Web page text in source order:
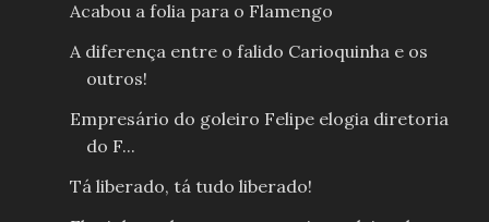
Acabou a folia para o Flamengo
A diferença entre o falido Carioquinha e os
outros!
Empresário do goleiro Felipe elogia diretoria
do F...
Tá liberado, tá tudo liberado!